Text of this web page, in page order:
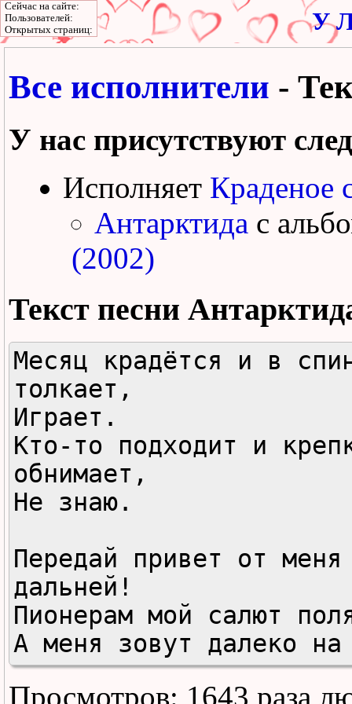
У
Все исполнители -
У нас присутствуют
Исполняет Краденое
Антарктида с
(2002)
Текст песни
Месяц крадётся и в
толкает,
Играет.
Кто-то подходит и
обнимает,
Не знаю.
Передай привет от меня
дальней!
Пионерам мой салют
А меня зовут далеко на
льдины,
Просмотров: 1643 раза
Сейчас на сайте:
Пользователей:
Открытых страниц: